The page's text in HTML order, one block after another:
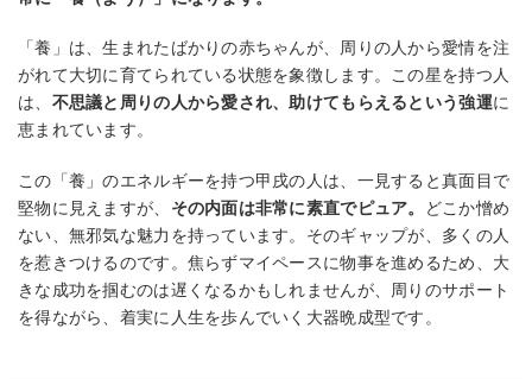
「養」は、生まれたばかりの赤ちゃんが、周りの人から愛情を注
がれて大切に育てられている状態を象徴します。この星を持つ人
は、 不思議と周りの人から愛され、助けてもらえるという強運に
恵まれています。
この「養」のエネルギーを持つ甲戌の人は、一見すると真面目で
堅物に見えますが、 その内面は非常に素直でピュア。
どこか憎め
ない、無邪気な魅力を持っています。そのギャップが、多くの人
を惹きつけるのです。焦らずマイペースに物事を進めるため、大
きな成功を掴むのは遅くなるかもしれませんが、周りのサポート
を得ながら、着実に人生を歩んでいく大器晩成型です。